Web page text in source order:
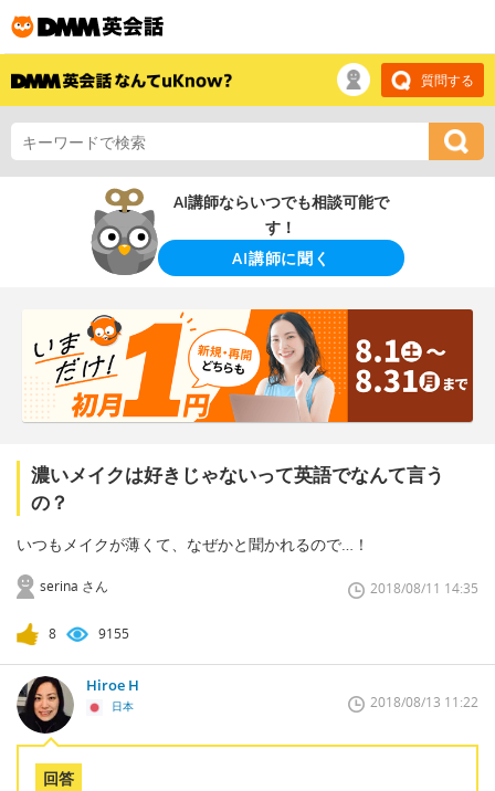
質問する
AI講師ならいつでも相談可能で
す！
AI講師に聞く
濃いメイクは好きじゃないって英語でなんて言う
の？
いつもメイクが薄くて、なぜかと聞かれるので…！
serina さん 2018/08/11 14:35
8 9155
Hiroe H
日本 2018/08/13 11:22
回答